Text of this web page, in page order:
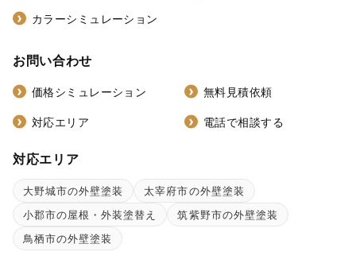
カラーシミュレーション
お問い合わせ
価格シミュレーション 無料見積依頼
対応エリア 電話で相談する
対応エリア
大野城市の外壁塗装
太宰府市の外壁塗装
小郡市の屋根・外装塗替え
筑紫野市の外壁塗装
鳥栖市の外壁塗装